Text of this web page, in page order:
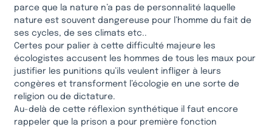
parce que la nature n’a pas de personnalité laquelle
nature est souvent dangereuse pour l’homme du fait de
ses cycles, de ses climats etc..
Certes pour palier à cette difficulté majeure les
écologistes accusent les hommes de tous les maux pour
justifier les punitions qu’ils veulent infliger à leurs
congères et transforment l’écologie en une sorte de
religion ou de dictature.
Au-delà de cette réflexion synthétique il faut encore
rappeler que la prison a pour première fonction